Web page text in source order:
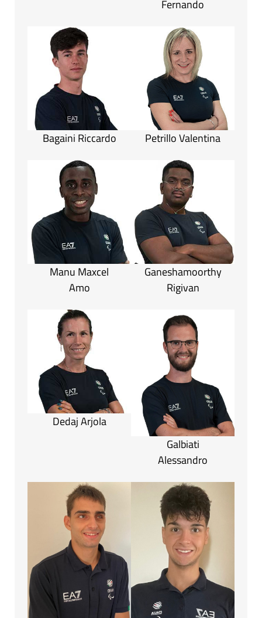
Fernando
Bagaini Riccardo Petrillo Valentina
Manu Maxcel
Amo
Ganeshamoorthy
Rigivan
Dedaj Arjola
Galbiati
Alessandro